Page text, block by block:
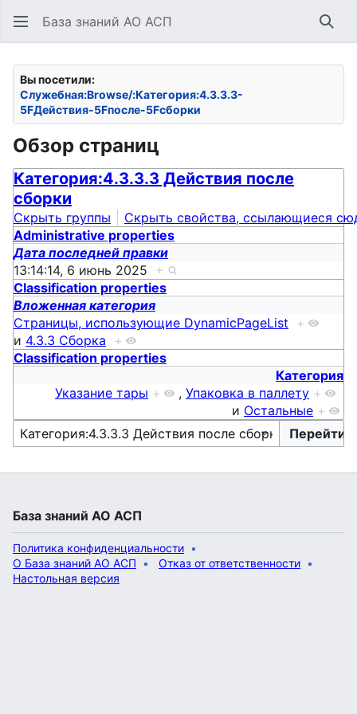
База знаний АО АСП
Вы посетили:
Служебная:Browse/:Категория:4.3.3.3-
5FДействия-5Fпосле-5Fсборки
Обзор страниц
Категория:4.3.3.3 Действия после
сборки
Скрыть группы
Скрыть свойства, ссылающиеся
Administrative properties
Дата последней правки
13:14:14, 6 июнь 2025 +
Classification properties
Вложенная категория
Страницы, использующие DynamicPageList +
и 4.3.3 Сборка +
Classification properties
Категория
Указание тары + , Упаковка в паллету +
и Остальные +
База знаний АО АСП
Политика конфиденциальности
О База знаний АО АСП
Отказ от ответственности
Настольная версия